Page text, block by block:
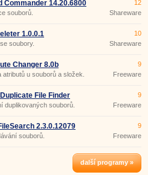
Commander 14.20.6800
souborů.
12
Shareware
1.0.0.1
soubory.
10
Shareware
Changer 8.0b
atributů u souborů a složek.
9
Freeware
File Finder
duplikovaných souborů.
9
Freeware
2.3.0.12079
souborů.
9
Freeware
další programy »